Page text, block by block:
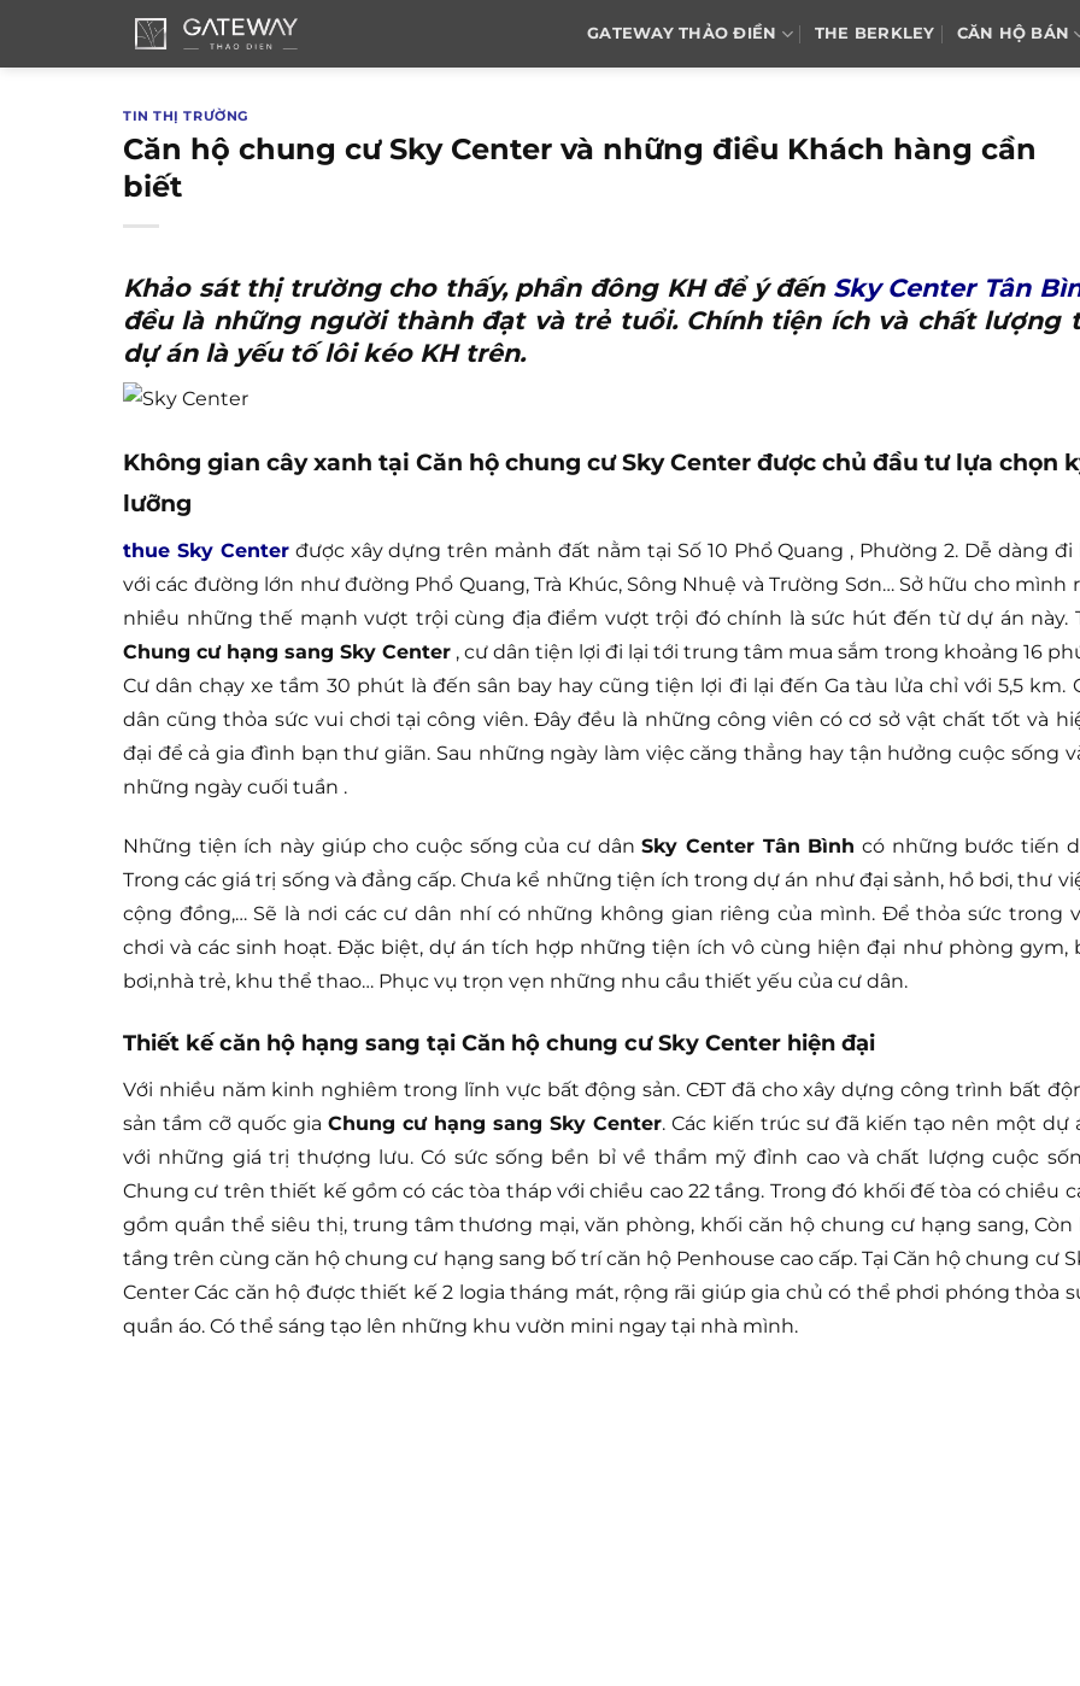
GATEWAY THẢO ĐIỀN THE BERKLEY CĂN HỘ BÁN
TIN THỊ TRƯỜNG
Căn hộ chung cư Sky Center và những điều Khách hàng cần
biết
Khảo sát thị trường cho thấy, phần đông KH để ý đến Sky Center Tân
đều là những người thành đạt và trẻ tuổi. Chính tiện ích và chất lượng
dự án là yếu tố lôi kéo KH trên.
Không gian cây xanh tại Căn hộ chung cư Sky Center được chủ đầu tư lựa chọn
lưỡng
thue Sky Centerđược xây dựng trên mảnh đất nằm tại Số 10 Phổ Quang , Phường 2. Dễ dàng đi
với các đường lớn như đường Phổ Quang, Trà Khúc, Sông Nhuệ và Trường Sơn… Sở hữu cho mình
nhiều những thế mạnh vượt trội cùng địa điểm vượt trội đó chính là sức hút đến từ dự án này.
Chung cư hạng sang Sky Center , cư dân tiện lợi đi lại tới trung tâm mua sắm trong khoảng 16
Cư dân chạy xe tầm 30 phút là đến sân bay hay cũng tiện lợi đi lại đến Ga tàu lửa chỉ với 5,5 km.
dân cũng thỏa sức vui chơi tại công viên. Đây đều là những công viên có cơ sở vật chất tốt và
đại để cả gia đình bạn thư giãn. Sau những ngày làm việc căng thẳng hay tận hưởng cuộc sống
những ngày cuối tuần .
Những tiện ích này giúp cho cuộc sống của cư dânSky Center Tân Bình có những bước tiến
Trong các giá trị sống và đẳng cấp. Chưa kể những tiện ích trong dự án như đại sảnh, hồ bơi, thư
cộng đồng,… Sẽ là nơi các cư dân nhí có những không gian riêng của mình. Để thỏa sức trong
chơi và các sinh hoạt. Đặc biệt, dự án tích hợp những tiện ích vô cùng hiện đại như phòng gym,
bơi,nhà trẻ, khu thể thao… Phục vụ trọn vẹn những nhu cầu thiết yếu của cư dân.
Thiết kế căn hộ hạng sang tại Căn hộ chung cư Sky Center hiện đại
Với nhiều năm kinh nghiêm trong lĩnh vực bất động sản. CĐT đã cho xây dựng công trình bất
sản tầm cỡ quốc gia Chung cư hạng sang Sky Center. Các kiến trúc sư đã kiến tạo nên một dự
với những giá trị thượng lưu. Có sức sống bền bỉ về thẩm mỹ đỉnh cao và chất lượng cuộc
Chung cư trên thiết kế gồm có các tòa tháp với chiều cao 22 tầng. Trong đó khối đế tòa có chiều
gồm quần thể siêu thị, trung tâm thương mại, văn phòng, khối căn hộ chung cư hạng sang, Còn
tầng trên cùng căn hộ chung cư hạng sang bố trí căn hộ Penhouse cao cấp. Tại Căn hộ chung cư
Center Các căn hộ được thiết kế 2 logia tháng mát, rộng rãi giúp gia chủ có thể phơi phóng thỏa
quần áo. Có thể sáng tạo lên những khu vườn mini ngay tại nhà mình.